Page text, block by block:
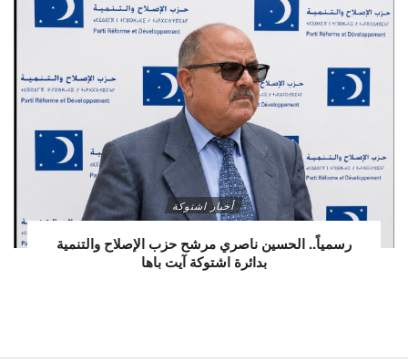
أخبار اشتوكة
رسمياً.. الحسين ناصري مرشح حزب الإصلاح والتنمية
بدائرة اشتوكة آيت باها